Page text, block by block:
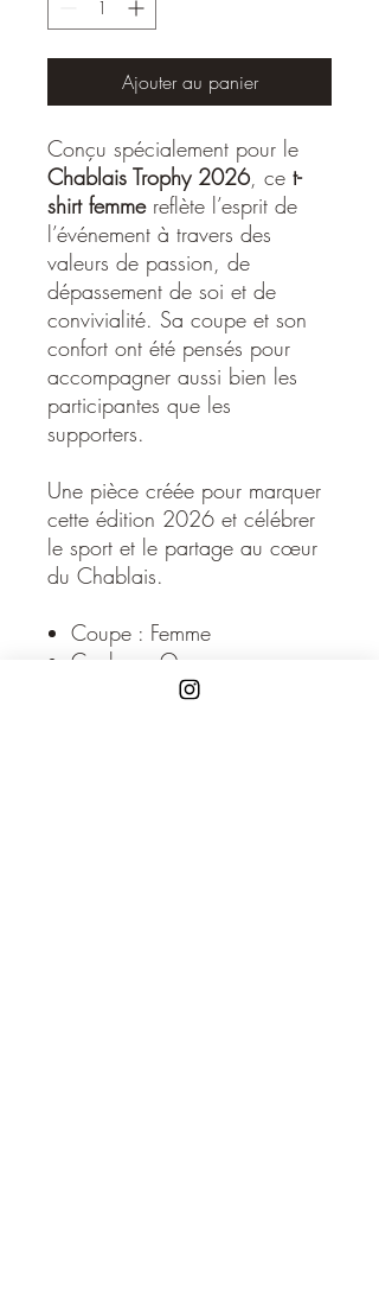
Ajouter au panier
Conçu spécialement pour le
Chablais Trophy 2026, ce t-
shirt femmereflète l’esprit de
l’événement à travers des
valeurs de passion, de
dépassement de soi et de
convivialité. Sa coupe et son
confort ont été pensés pour
accompagner aussi bien les
participantes que les
supporters.
Une pièce créée pour marquer
cette édition 2026 et célébrer
le sport et le partage au cœur
du Chablais.
Coupe : Femme
Couleur : Orange
Type de col : Col rond